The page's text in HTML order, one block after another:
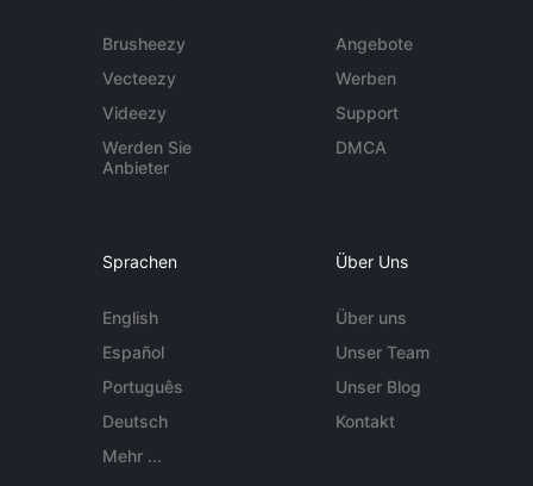
Brusheezy
Vecteezy
Videezy
Werden Sie
Anbieter
Angebote
Werben
Support
DMCA
Sprachen
English
Español
Português
Deutsch
Mehr ...
Über Uns
Über uns
Unser Team
Unser Blog
Kontakt